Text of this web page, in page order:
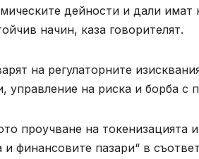
дейности и дали имат
начин, каза говорителят.
на регулаторните
управление на риска и борба с
проучване на токенизацията
финансовите пазари“ в